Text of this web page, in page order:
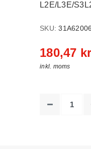
L2E/L3E/
SKU:
180,47
inkl. moms